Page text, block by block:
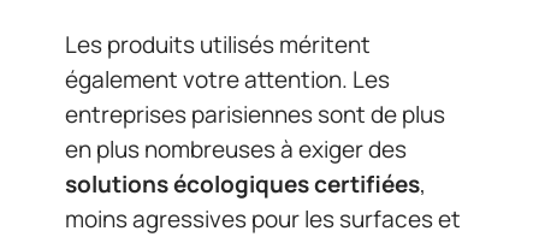
Les produits utilisés méritent
également votre attention. Les
entreprises parisiennes sont de plus
en plus nombreuses à exiger des
solutions écologiques certifiées,
moins agressives pour les surfaces et